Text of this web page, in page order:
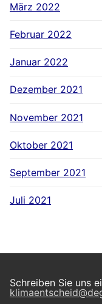
März 2022
Februar 2022
Januar 2022
Dezember 2021
November 2021
Oktober 2021
September 2021
Juli 2021
Schreiben Sie uns